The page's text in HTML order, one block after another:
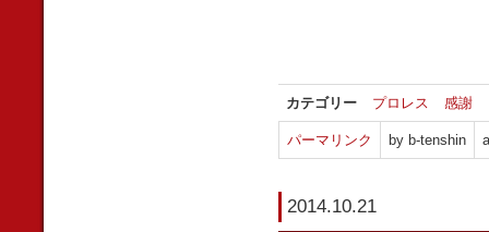
カテゴリー プロレス 感謝
パーマリンク by b-tenshin
2014.10.21